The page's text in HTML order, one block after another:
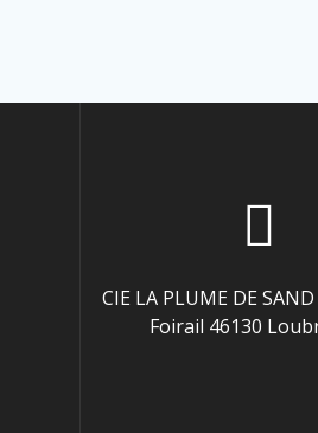
CIE LA PLUME DE
Foirail 46130